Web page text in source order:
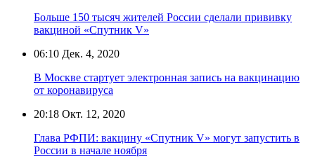
Больше 150 тысяч жителей России сделали прививку
вакциной «Спутник V»
06:10 Дек. 4, 2020
В Москве стартует электронная запись на вакцинацию
от коронавируса
20:18 Окт. 12, 2020
Глава РФПИ: вакцину «Спутник V» могут запустить в
России в начале ноября